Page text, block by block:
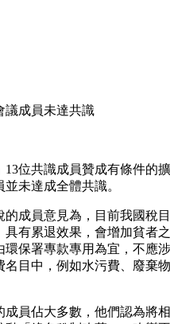
成員未達共識
共識成員贊成有條件的擴
未達成全體共識。
員意見為，目前我國稅目
具有累退效果，會增加貧者
環保署專款專用為宜，不應
名目中，例如水污費、廢棄
佔大多數，他們認為將相